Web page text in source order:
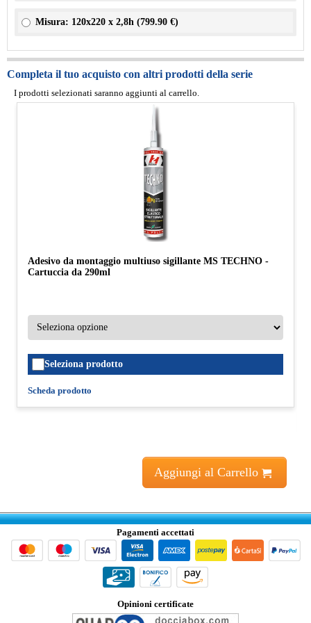
Misura: 120x220 x 2,8h (799.90 €)
Completa il tuo acquisto con altri prodotti della serie
I prodotti selezionati saranno aggiunti al carrello.
Adesivo da montaggio multiuso sigillante MS TECHNO -
Cartuccia da 290ml
Seleziona prodotto
Scheda prodotto
Aggiungi al Carrello
Pagamenti accettati
Opinioni certificate